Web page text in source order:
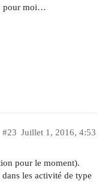
pour moi…
Juillet 1, 2016, 4:53
#23
pour le moment).
les activité de type